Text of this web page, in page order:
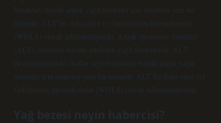
bacaklar) büyük atipik yağlı tümörler için nispeten yeni bir
terimdir. ALT’ler daha önce iyi farklılaşmış liposarkomlar
(WDLS) olarak adlandırılıyordu. Atipik lipomatöz tümörler
(ALT), zamanla boyutu artabilen yağlı tümörlerdir. ALT,
ekstremitelerdeki (kollar veya bacaklar) büyük atipik yağlı
tümörler için nispeten yeni bir terimdir. ALT’ler daha önce iyi
farklılaşmış liposarkomlar (WDLS) olarak adlandırılıyordu.
Yağ bezesi neyin habercisi?